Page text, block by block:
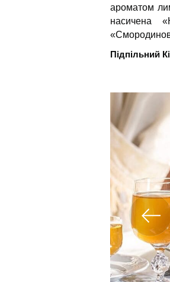
ароматом
насичена
Підпільний